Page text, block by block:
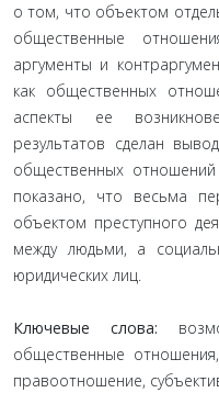
о том, что объектом
общественные
аргументы и
как общественных
аспекты ее
результатов сделан
общественных
показано, что весьма
объектом преступного
между людьми, а
юридических лиц.
Ключевые слова:
общественные
правоотношение,